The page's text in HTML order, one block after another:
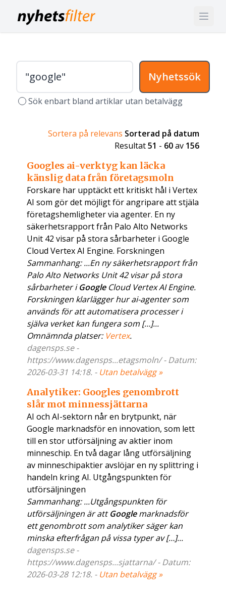
Nyhetssök
Sök enbart bland artiklar utan betalvägg
Sortera på relevans Sorterad på datum
Resultat51 - 60av 156
Googles ai-verktyg kan läcka
känslig data från företagsmoln
Forskare har upptäckt ett kritiskt hål i Vertex
AI som gör det möjligt för angripare att stjäla
företagshemligheter via agenter. En ny
säkerhetsrapport från Palo Alto Networks
Unit 42 visar på stora sårbarheter i Google
Cloud Vertex AI Engine. Forskningen
Sammanhang: ...En ny säkerhetsrapport från
Palo Alto Networks Unit 42 visar på stora
sårbarheter iGoogleCloud Vertex AI Engine.
Forskningen klarlägger hur ai-agenter som
används för att automatisera processer i
själva verket kan fungera som […]...
Omnämnda platser: Vertex.
dagensps.se -
https://www.dagensps...etagsmoln/ - Datum:
2026-03-31 14:18. - Utan betalvägg »
Analytiker: Googles genombrott
slår mot minnessjättarna
AI och AI-sektorn når en brytpunkt, när
Google marknadsför en innovation, som lett
till en stor utförsäljning av aktier inom
minneschip. En två dagar lång utförsäljning
av minneschipaktier avslöjar en ny splittring i
handeln kring AI. Utgångspunkten för
utförsäljningen
Sammanhang: ...Utgångspunkten för
utförsäljningen är attGooglemarknadsför
ett genombrott som analytiker säger kan
minska efterfrågan på vissa typer av […]...
dagensps.se -
https://www.dagensps...sjattarna/ - Datum:
2026-03-28 12:18. - Utan betalvägg »